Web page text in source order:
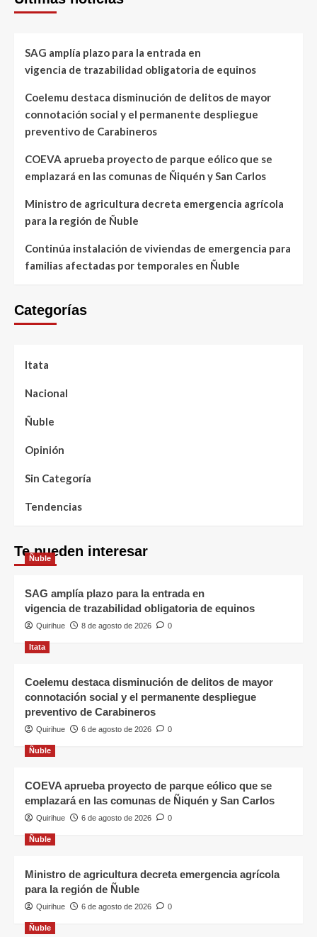
SAG amplía plazo para la entrada en
vigencia de trazabilidad obligatoria de equinos
Coelemu destaca disminución de delitos de mayor
connotación social y el permanente despliegue
preventivo de Carabineros
COEVA aprueba proyecto de parque eólico que se
emplazará en las comunas de Ñiquén y San Carlos
Ministro de agricultura decreta emergencia agrícola
para la región de Ñuble
Continúa instalación de viviendas de emergencia para
familias afectadas por temporales en Ñuble
Categorías
Itata
Nacional
Ñuble
Opinión
Sin Categoría
Tendencias
Te pueden interesar
Ñuble
SAG amplía plazo para la entrada en
vigencia de trazabilidad obligatoria de equinos
Quirihue 8 de agosto de 2026 0
Itata
Coelemu destaca disminución de delitos de mayor
connotación social y el permanente despliegue
preventivo de Carabineros
Quirihue 6 de agosto de 2026 0
Ñuble
COEVA aprueba proyecto de parque eólico que se
emplazará en las comunas de Ñiquén y San Carlos
Quirihue 6 de agosto de 2026 0
Ñuble
Ministro de agricultura decreta emergencia agrícola
para la región de Ñuble
Quirihue 6 de agosto de 2026 0
Ñuble